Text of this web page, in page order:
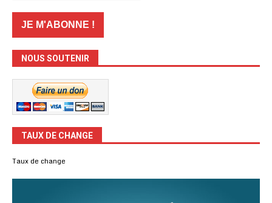
NOUS SOUTENIR
TAUX DE CHANGE
Taux de change